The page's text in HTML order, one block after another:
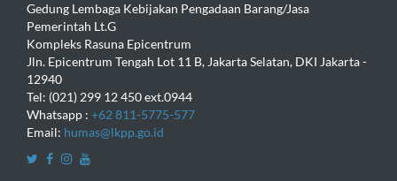
Gedung Lembaga Kebijakan Pengadaan Barang/Jasa
Pemerintah Lt.G
Kompleks Rasuna Epicentrum
Jln. Epicentrum Tengah Lot 11 B, Jakarta Selatan, DKI Jakarta -
12940
Tel: (021) 299 12 450 ext.0944
Whatsapp : +62 811-5775-577
Email: humas@lkpp.go.id